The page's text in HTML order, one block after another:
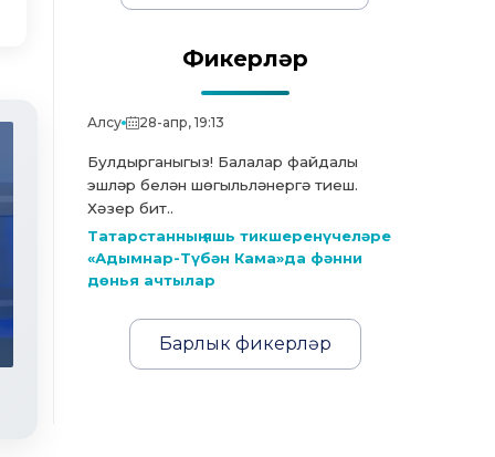
Яңалыклар. Эфир 30.07.2026
Фикерләр
Алсу 28-апр, 19:13
Булдырганыгыз! Балалар файдалы
эшләр белән шөгыльләнергә тиеш.
Хәзер бит..
Татарстанның яшь тикшеренүчеләре
«Адымнар-Түбән Кама»да фәнни
дөнья ачтылар
Барлык фикерләр